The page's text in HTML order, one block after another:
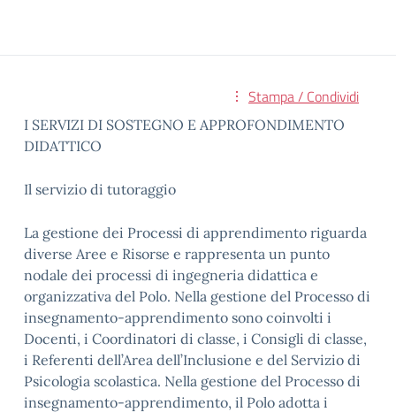
Stampa / Condividi
I SERVIZI DI SOSTEGNO E APPROFONDIMENTO
DIDATTICO
Il servizio di tutoraggio
La gestione dei Processi di apprendimento riguarda
diverse Aree e Risorse e rappresenta un punto
nodale dei processi di ingegneria didattica e
organizzativa del Polo. Nella gestione del Processo di
insegnamento-apprendimento sono coinvolti i
Docenti, i Coordinatori di classe, i Consigli di classe,
i Referenti dell’Area dell’Inclusione e del Servizio di
Psicologia scolastica. Nella gestione del Processo di
insegnamento-apprendimento, il Polo adotta i